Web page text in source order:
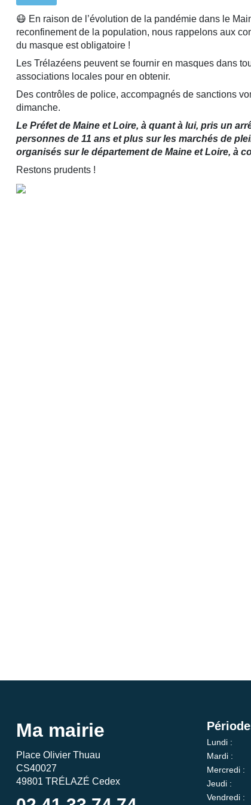
😷 En raison de l’évolution de la pandémie dans le
reconfinement de la population, nous rappelons aux
du masque est obligatoire !
Les Trélazéens peuvent se fournir en masques dans
associations locales pour en obtenir.
Des contrôles de police, accompagnés de sanctions
dimanche.
Le Préfet de Maine et Loire, à quant à lui, pris un
personnes de 11 ans et plus sur les marchés de
organisés sur le département de Maine et Loire, à
Restons prudents !
Ma mairie
Place Olivier Thuau
CS40027
49801 TRÉLAZÉ Cedex
Lundi :
Mardi :
Mercredi :
Jeudi :
Vendredi :